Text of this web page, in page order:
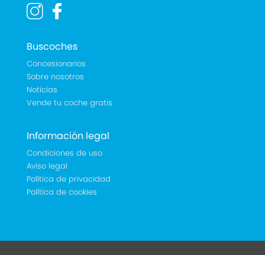
Buscoches
Concesionarios
Sobre nosotros
Noticias
Vende tu coche gratis
Información legal
Condiciones de uso
Aviso legal
Política de privacidad
Política de cookies